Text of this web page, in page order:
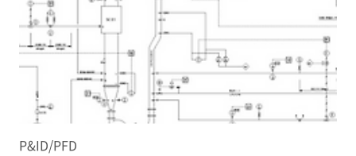
이트에서는 확인할 수 없는 정보들을 확인할 수 있습니다. 또한, 재무재
표..
P&ID/PFD